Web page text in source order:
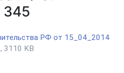
345
РФ от 15_04_2014
3110 KB